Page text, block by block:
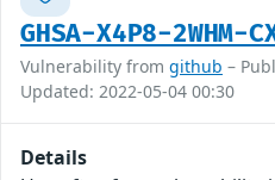
GHSA-X4P8-2WHM-
Vulnerability from github –
Updated: 2022-05-04 00:30
Details